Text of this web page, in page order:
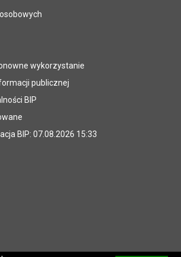
wykorzystanie
publicznej
BIP
BIP: 07.08.2026 15:33